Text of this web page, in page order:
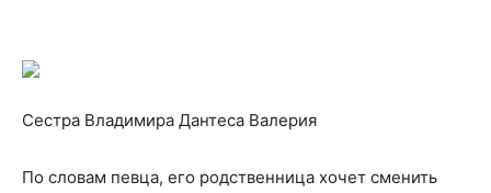
Сестра Владимира Дантеса Валерия
По словам певца, его родственница хочет сменить